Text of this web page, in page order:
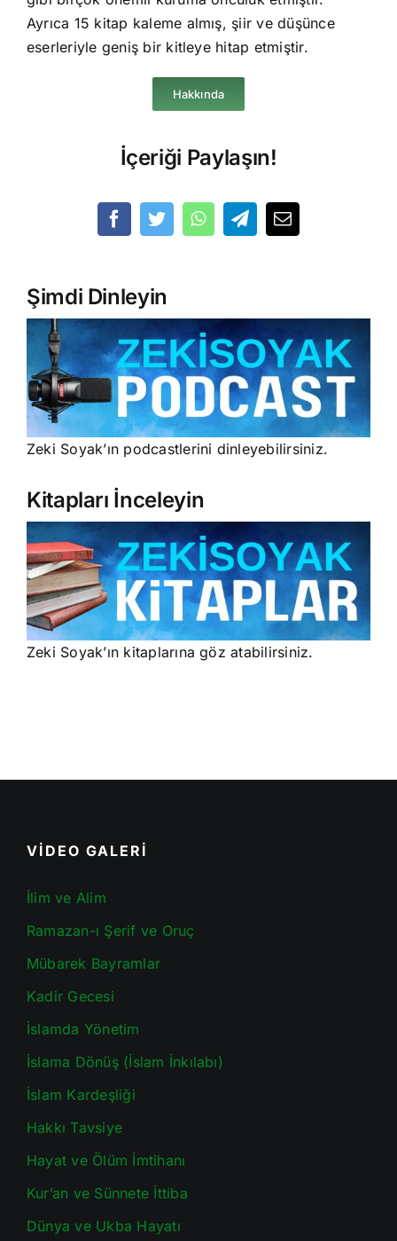
Ayrıca 15 kitap kaleme almış, şiir ve düşünce
eserleriyle geniş bir kitleye hitap etmiştir.
Hakkında
İçeriği Paylaşın!
Şimdi Dinleyin
Zeki Soyak’ın podcastlerini dinleyebilirsiniz.
Kitapları İnceleyin
Zeki Soyak’ın kitaplarına göz atabilirsiniz.
VİDEO GALERİ
İlim ve Alim
Ramazan-ı Şerif ve Oruç
Mübarek Bayramlar
Kadir Gecesi
İslamda Yönetim
İslama Dönüş (İslam İnkılabı)
İslam Kardeşliği
Hakkı Tavsiye
Hayat ve Ölüm İmtihanı
Kur’an ve Sünnete İttiba
Dünya ve Ukba Hayatı